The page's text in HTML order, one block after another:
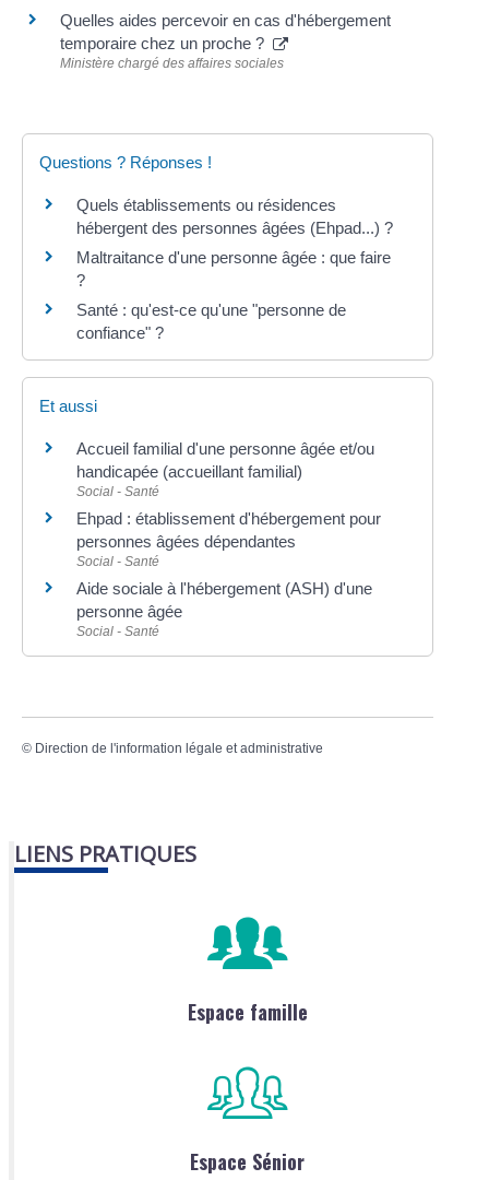
Quelles aides percevoir en cas d'hébergement
temporaire chez un proche ?
Ministère chargé des affaires sociales
Questions ? Réponses !
Quels établissements ou résidences
hébergent des personnes âgées (Ehpad...) ?
Maltraitance d'une personne âgée : que faire
?
Santé : qu'est-ce qu'une "personne de
confiance" ?
Et aussi
Accueil familial d'une personne âgée et/ou
handicapée (accueillant familial)
Social - Santé
Ehpad : établissement d'hébergement pour
personnes âgées dépendantes
Social - Santé
Aide sociale à l'hébergement (ASH) d'une
personne âgée
Social - Santé
© Direction de l'information légale et administrative
LIENS PRATIQUES
Espace famille
Espace Sénior